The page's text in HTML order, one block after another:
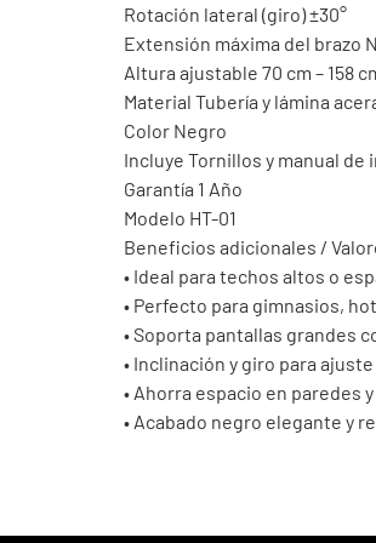
Rotación lateral (giro) ±30°
Extensión máxima del brazo
Altura ajustable 70 cm – 158
Material Tubería y lámina
Color Negro
Incluye Tornillos y manual de
Garantía 1 Año
Modelo HT-01
Beneficios adicionales /
• Ideal para techos altos o
• Perfecto para gimnasios,
• Soporta pantallas grandes
• Inclinación y giro para
• Ahorra espacio en paredes
• Acabado negro elegante y